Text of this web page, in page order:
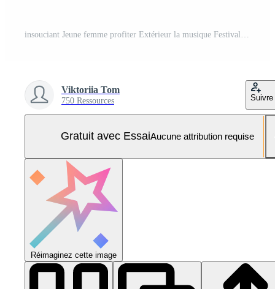
Viktoriia Tom
750 Ressources Suivre
Gratuit avec EssaiAucune attribution requise
Réimaginez cette image